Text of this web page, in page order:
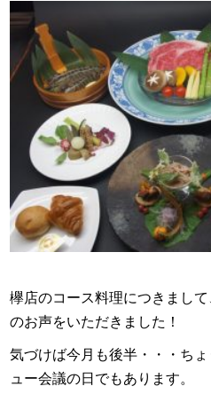
欅店のコース料理につきまし
のお声をいただきました！
気づけば今月も後半・・・ち
ュー会議の日でもあります。